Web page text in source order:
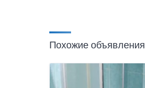
Похожие объявления